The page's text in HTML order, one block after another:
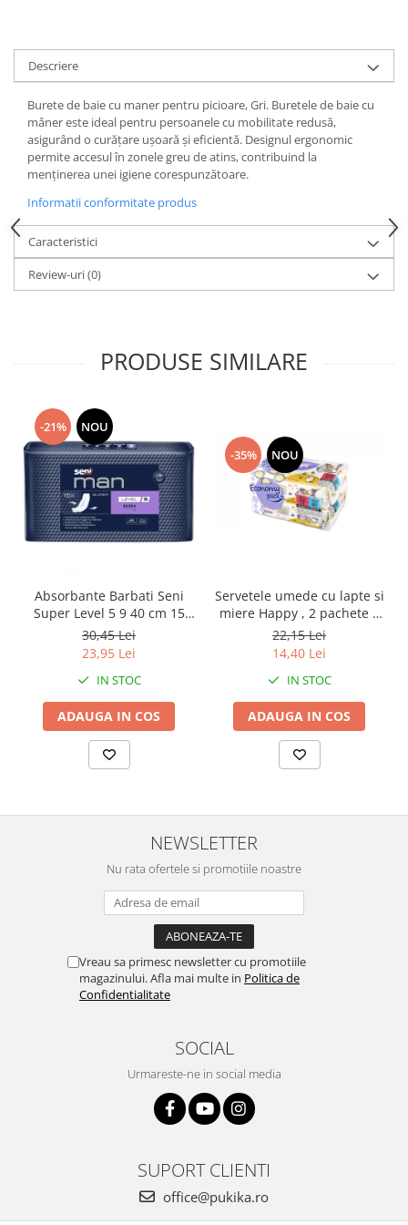
Uscătoare de Păr
Descriere
Burete de baie cu maner pentru picioare, Gri. Buretele de baie cu
mâner este ideal pentru persoanele cu mobilitate redusă,
asigurând o curățare ușoară și eficientă. Designul ergonomic
permite accesul în zonele greu de atins, contribuind la
menținerea unei igiene corespunzătoare.
Informatii conformitate produs
Caracteristici
Review-uri(0)
PRODUSE SIMILARE
-21% NOU
Absorbante Barbati Seni
Super Level 5 9 40 cm 15
Bucati
30,45 Lei
23,95 Lei
IN STOC
ADAUGA IN COS
-35% NOU
Servetele umede cu lapte si
miere Happy , 2 pachete x
64 bucati, 128 bucati
22,15 Lei
14,40 Lei
IN STOC
ADAUGA IN COS
NEWSLETTER
Nu rata ofertele si promotiile noastre
Vreau sa primesc newsletter cu promotiile
magazinului. Afla mai multe in Politica de
Confidentialitate
SOCIAL
Urmareste-ne in social media
SUPORT CLIENTI
office@pukika.ro